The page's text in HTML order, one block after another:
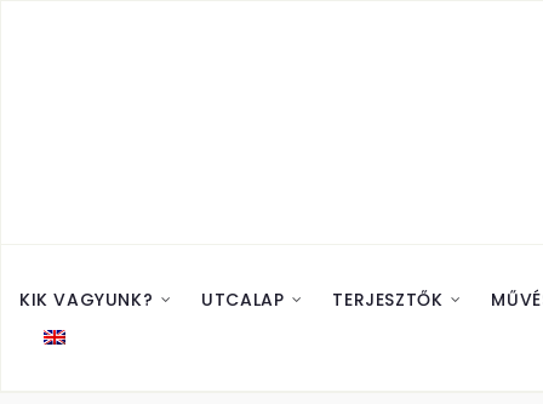
KIK VAGYUNK? UTCALAP TERJESZTŐK